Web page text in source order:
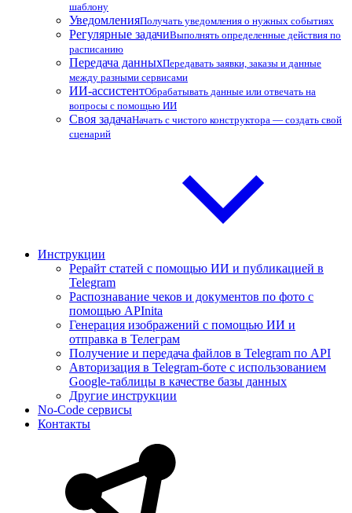
шаблону
УведомленияПолучать уведомления о нужных событиях
Регулярные задачиВыполнять определенные действия по
расписанию
Передача данныхПередавать заявки, заказы и данные
между разными сервисами
ИИ-ассистентОбрабатывать данные или отвечать на
вопросы с помощью ИИ
Своя задачаНачать с чистого конструктора — создать свой
сценарий
Инструкции
Рерайт статей с помощью ИИ и публикацией в
Telegram
Распознавание чеков и документов по фото с
помощью APInita
Генерация изображений с помощью ИИ и
отправка в Телеграм
Получение и передача файлов в Telegram по API
Авторизация в Telegram-боте с использованием
Google-таблицы в качестве базы данных
Другие инструкции
No-Code сервисы
Контакты